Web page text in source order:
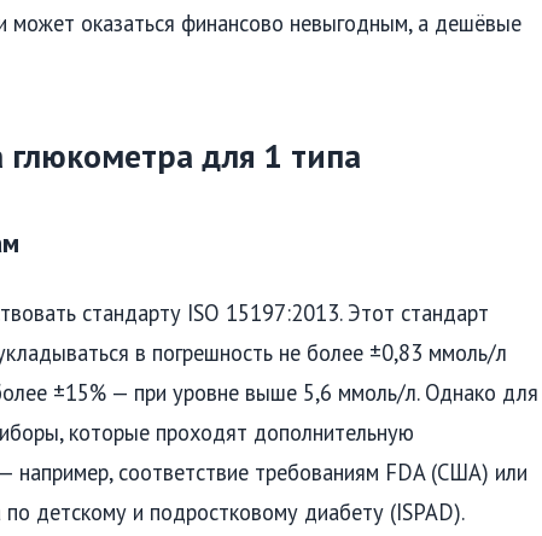
может оказаться финансово невыгодным, а дешёвые
для 1 типа
стандарту ISO 15197:2013. Этот стандарт
в погрешность не более ±0,83 ммоль/л
±15% — при уровне выше 5,6 ммоль/л. Однако для
которые проходят дополнительную
например, соответствие требованиям FDA (США) или
детскому и подростковому диабету (ISPAD).